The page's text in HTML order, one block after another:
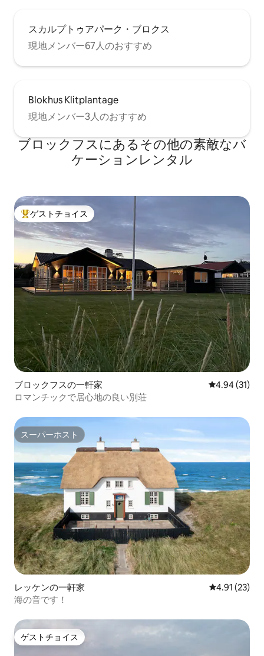
スカルプトゥアパーク・ブロクス
現地メンバー67人のおすすめ
Blokhus Klitplantage
現地メンバー3人のおすすめ
ブロックフスにあるその他の素敵なバ
ケーションレンタル
大好評のゲストチョイスです。
ゲストチョイス
ブロックフスの一軒家 レビュー31
4.94 (31)
ロマンチックで居心地の良い別荘
スーパーホスト
スーパーホスト
レッケンの一軒家 レビュー23
4.91 (23)
海の音です！
ゲストチョイス
ゲストチョイス